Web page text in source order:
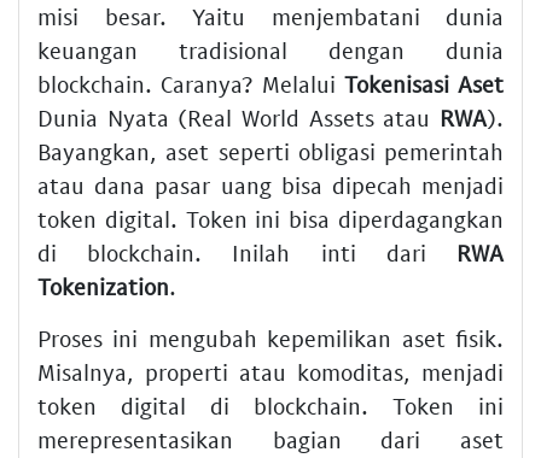
misi besar. Yaitu menjembatani dunia
keuangan tradisional dengan dunia
blockchain. Caranya? Melalui Tokenisasi Aset
Dunia Nyata (Real World Assets atau RWA).
Bayangkan, aset seperti obligasi pemerintah
atau dana pasar uang bisa dipecah menjadi
token digital. Token ini bisa diperdagangkan
di blockchain. Inilah inti dari RWA
Tokenization.
Proses ini mengubah kepemilikan aset fisik.
Misalnya, properti atau komoditas, menjadi
token digital di blockchain. Token ini
merepresentasikan bagian dari aset